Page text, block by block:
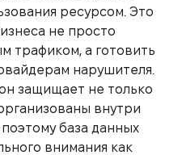
ресурсом. Это
не просто
трафиком, а готовить
нарушителя.
защищает не только
внутри
база данных
внимания как